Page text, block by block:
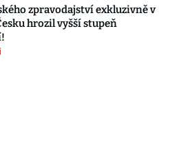
zpravodajství exkluzivně v
hrozil vyšší stupeň